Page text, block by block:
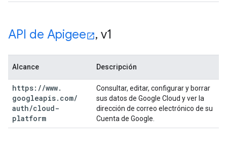
API de Apigee , v1
Alcance Descripción
https: //www.
googleapis. com/
auth/cloud-
platform
Consultar, editar, configurar y borrar
sus datos de Google Cloud y ver la
dirección de correo electrónico de su
Cuenta de Google.